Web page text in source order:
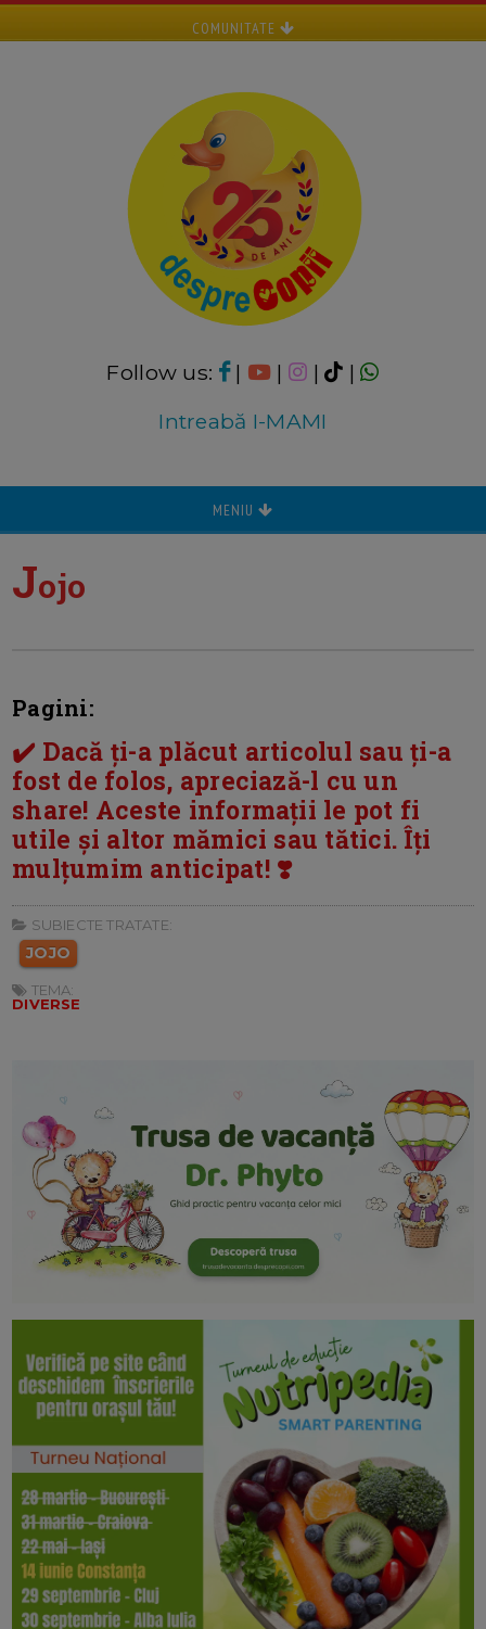
COMUNITATE
Follow us: | | |
|
Intreabă I-MAMI
MENIU
Jojo
Pagini:
✔️ Dacă ți-a plăcut articolul sau ți-a
fost de folos, apreciază-l cu un
share! Aceste informații le pot fi
utile și altor mămici sau tătici. Îți
mulțumim anticipat! ❣️
SUBIECTE TRATATE:
JOJO
TEMA:
DIVERSE